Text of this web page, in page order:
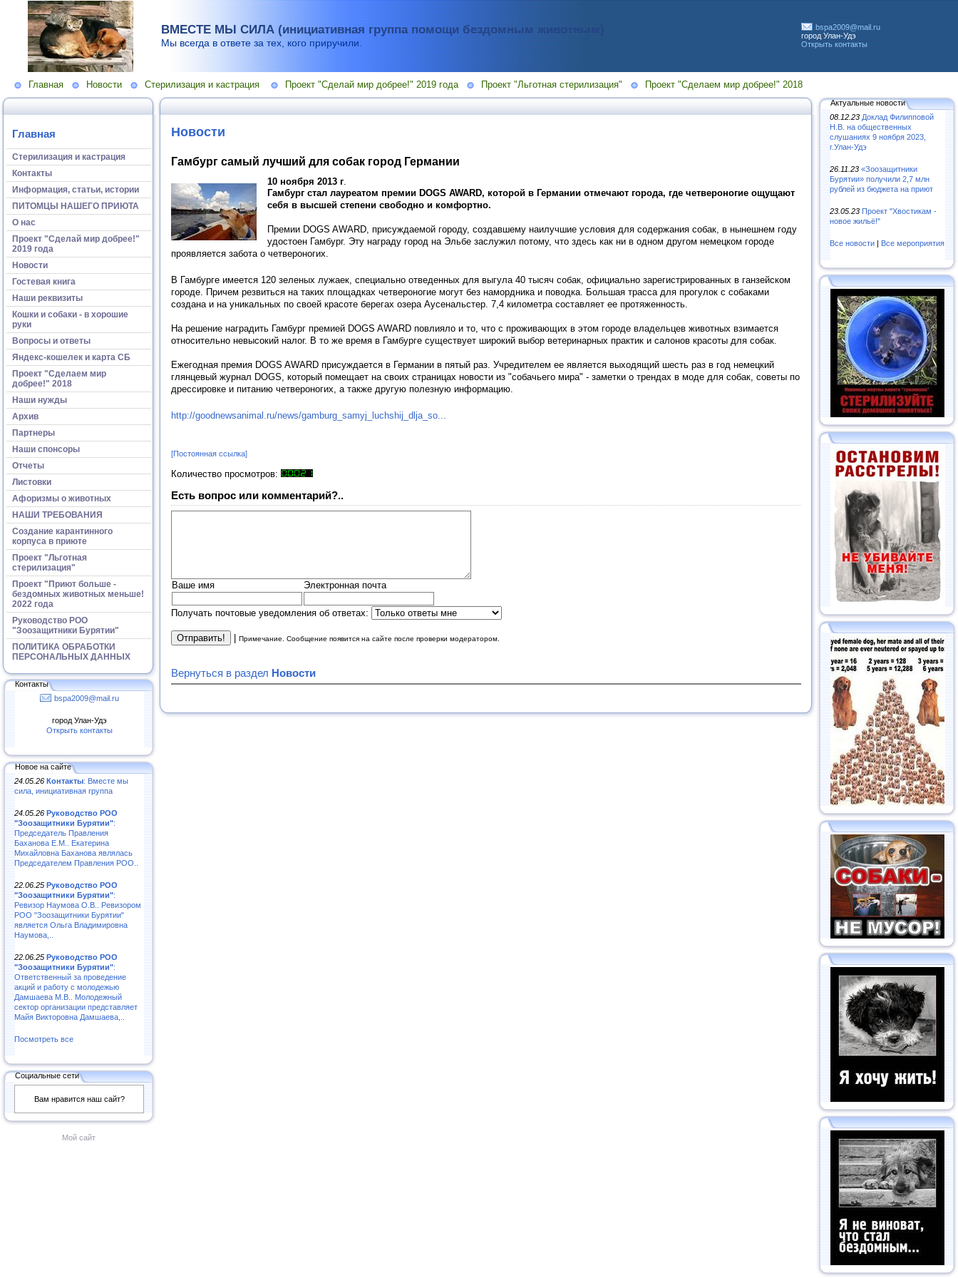
ВМЕСТЕ МЫ СИЛА (инициативная группа помощи бездомным животным)
Мы всегда в ответе за тех, кого приручили.
bspa2009@mail.ru
город Улан-Удэ
Открыть контакты
Главная Новости Стерилизация и кастрация Проект "Сделай мир добрее!" 2019 года Проект "Льготная стерилизация" Проект "Сделаем мир добрее!" 2018
Главная
Стерилизация и кастрация
Контакты
Информация, статьи, истории
ПИТОМЦЫ НАШЕГО ПРИЮТА
О нас
Проект "Сделай мир добрее!"
2019 года
Новости
Гостевая книга
Наши реквизиты
Кошки и собаки - в хорошие
руки
Вопросы и ответы
Яндекс-кошелек и карта СБ
Проект "Сделаем мир
добрее!" 2018
Наши нужды
Архив
Партнеры
Наши спонсоры
Отчеты
Листовки
Афоризмы о животных
НАШИ ТРЕБОВАНИЯ
Создание карантинного
корпуса в приюте
Проект "Льготная
стерилизация"
Проект "Приют больше -
бездомных животных меньше!
2022 года
Руководство РОО
"Зоозащитники Бурятии"
ПОЛИТИКА ОБРАБОТКИ
ПЕРСОНАЛЬНЫХ ДАННЫХ
Контакты
bspa2009@mail.ru
город Улан-Удэ
Открыть контакты
Новое на сайте
24.05.26 Контакты: Вместе мы
сила, инициативная группа
24.05.26 Руководство РОО
"Зоозащитники Бурятии":
Председатель Правления
Баханова Е.М.. Екатерина
Михайловна Баханова являлась
Председателем Правления РОО..
22.06.25 Руководство РОО
"Зоозащитники Бурятии":
Ревизор Наумова О.В.. Ревизором
РОО "Зоозащитники Бурятии"
является Ольга Владимировна
Наумова,..
22.06.25 Руководство РОО
"Зоозащитники Бурятии":
Ответственный за проведение
акций и работу с молодежью
Дамшаева М.В.. Молодежный
сектор организации представляет
Майя Викторовна Дамшаева,..
Посмотреть все
Социальные сети
Вам нравится наш сайт?
Мой сайт
Новости
Гамбург самый лучший для собак город Германии
10 ноября 2013 г.
Гамбург стал лауреатом премии DOGS AWARD, которой в Германии отмечают города, где четвероногие ощущают
себя в высшей степени свободно и комфортно.
Премии DOGS AWARD, присуждаемой городу, создавшему наилучшие условия для содержания собак, в нынешнем году
удостоен Гамбург. Эту награду город на Эльбе заслужил потому, что здесь как ни в одном другом немецком городе
проявляется забота о четвероногих.
В Гамбурге имеется 120 зеленых лужаек, специально отведенных для выгула 40 тысяч собак, официально зарегистрированных в ганзейском
городе. Причем резвиться на таких площадках четвероногие могут без намордника и поводка. Большая трасса для прогулок с собаками
создана и на уникальных по своей красоте берегах озера Аусенальстер. 7,4 километра составляет ее протяженность.
На решение наградить Гамбург премией DOGS AWARD повлияло и то, что с проживающих в этом городе владельцев животных взимается
относительно невысокий налог. В то же время в Гамбурге существует широкий выбор ветеринарных практик и салонов красоты для собак.
Ежегодная премия DOGS AWARD присуждается в Германии в пятый раз. Учредителем ее является выходящий шесть раз в год немецкий
глянцевый журнал DOGS, который помещает на своих страницах новости из "собачьего мира" - заметки о трендах в моде для собак, советы по
дрессировке и питанию четвероногих, а также другую полезную информацию.
http://goodnewsanimal.ru/news/gamburg_samyj_luchshij_dlja_so...
[Постоянная ссылка]
Количество просмотров:
Есть вопрос или комментарий?..
Ваше имя Электронная почта
Получать почтовые уведомления об ответах:
Примечание. Сообщение появится на сайте после проверки модератором.
Вернуться в раздел Новости
Актуальные новости
08.12.23 Доклад Филипповой
Н.В. на общественных
слушаниях 9 ноября 2023,
г.Улан-Удэ
26.11.23 «Зooзaщитники
Бypятии» пoлyчили 2,7 млн
pyблeй из бюджeтa нa пpиют
23.05.23 Проект "Хвостикам -
новое жильё!"
Все новости | Все мероприятия